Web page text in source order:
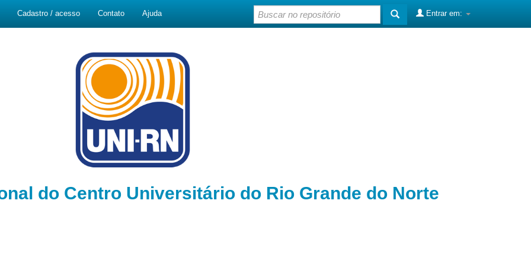
Cadastro / acesso Contato Ajuda Entrar em:
do Centro Universitário do Rio Grande do Norte